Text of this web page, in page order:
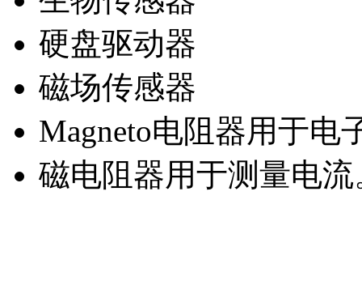
硬盘驱动器
磁场传感器
Magneto电阻器用于电
磁电阻器用于测量电流